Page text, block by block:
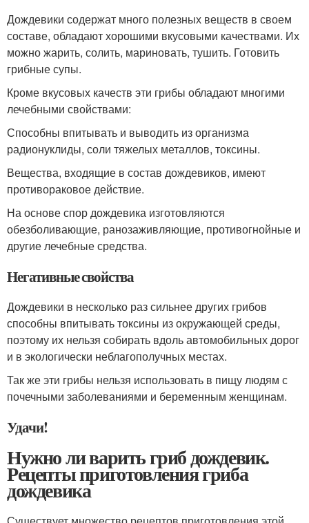
Дождевики содержат много полезных веществ в своем
составе, обладают хорошими вкусовыми качествами. Их
можно жарить, солить, мариновать, тушить. Готовить
грибные супы.
Кроме вкусовых качеств эти грибы обладают многими
лечебными свойствами:
Способны впитывать и выводить из организма
радионуклиды, соли тяжелых металлов, токсины.
Вещества, входящие в состав дождевиков, имеют
противораковое действие.
На основе спор дождевика изготовляются
обезболивающие, ранозаживляющие, противогнойные и
другие лечебные средства.
Негативные свойства
Дождевики в несколько раз сильнее других грибов
способны впитывать токсины из окружающей среды,
поэтому их нельзя собирать вдоль автомобильных дорог
и в экологически неблагополучных местах.
Так же эти грибы нельзя использовать в пищу людям с
почечными заболеваниями и беременным женщинам.
Удачи!
Нужно ли варить гриб дождевик.
Рецепты приготовления гриба
дождевика